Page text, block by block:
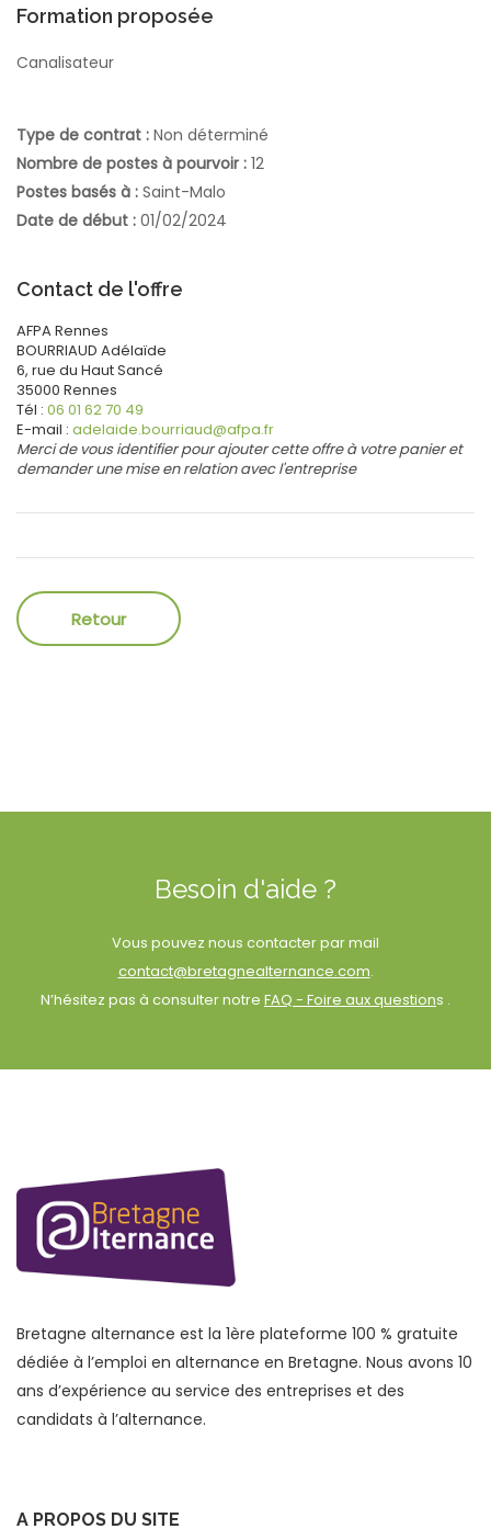
Formation proposée
Canalisateur
Type de contrat : Non déterminé
Nombre de postes à pourvoir : 12
Postes basés à : Saint-Malo
Date de début : 01/02/2024
Contact de l'offre
AFPA Rennes
BOURRIAUD Adélaïde
6, rue du Haut Sancé
35000 Rennes
Tél : 06 01 62 70 49
E-mail : adelaide.bourriaud@afpa.fr
Merci de vous identifier pour ajouter cette offre à votre panier et
demander une mise en relation avec l'entreprise
Besoin d'aide ?
Vous pouvez nous contacter par mail
contact@bretagnealternance.com.
N’hésitez pas à consulter notre FAQ - Foire aux questions .
Bretagne alternance est la 1ère plateforme 100 % gratuite
dédiée à l’emploi en alternance en Bretagne. Nous avons 10
ans d’expérience au service des entreprises et des
candidats à l’alternance.
A PROPOS DU SITE